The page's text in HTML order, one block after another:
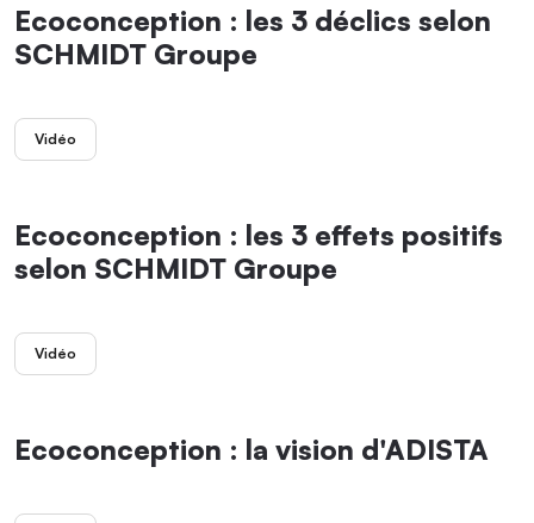
Ecoconception : les 3 déclics selon
SCHMIDT Groupe
Vidéo
Ecoconception : les 3 effets positifs
selon SCHMIDT Groupe
Vidéo
Ecoconception : la vision d'ADISTA